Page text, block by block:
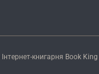
Інтернет-книгарня Book King